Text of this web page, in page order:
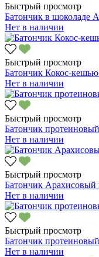
Быстрый просмотр
Батончик в шоколаде
Нет в наличии
Быстрый просмотр
Батончик Кокос-
Нет в наличии
Быстрый просмотр
Батончик
Нет в наличии
Быстрый просмотр
Батончик Арахисовый
Нет в наличии
Быстрый просмотр
Батончик
Нет в наличии